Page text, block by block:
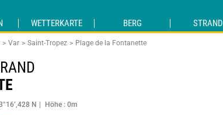
WETTERKARTE BERG STRAND
Var Saint-Tropez Plage de la Fontanette
N Höhe : 0m